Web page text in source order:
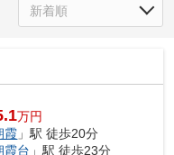
万円
霞 」駅 徒歩20分
霞台 」駅 徒歩23分